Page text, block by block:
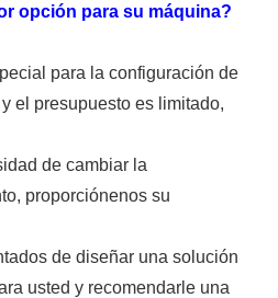
opción para su máquina?
para la configuración de
el presupuesto es limitado,
de cambiar la
proporciónenos su
de diseñar una solución
usted y recomendarle una